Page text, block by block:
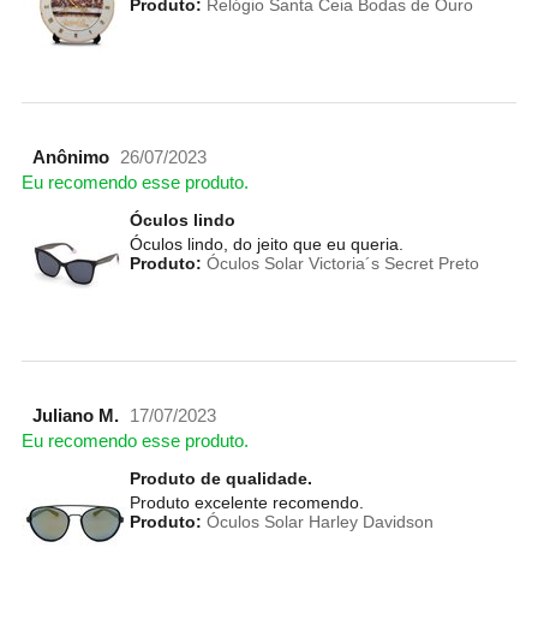
Produto: Relógio Santa Ceia Bodas de Ouro
Anônimo
26/07/2023
Eu recomendo esse produto.
Óculos lindo
Óculos lindo, do jeito que eu queria.
Produto: Óculos Solar Victoria´s Secret Preto
Juliano M.
17/07/2023
Eu recomendo esse produto.
Produto de qualidade.
Produto excelente recomendo.
Produto: Óculos Solar Harley Davidson